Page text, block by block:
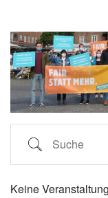
Suche
Keine